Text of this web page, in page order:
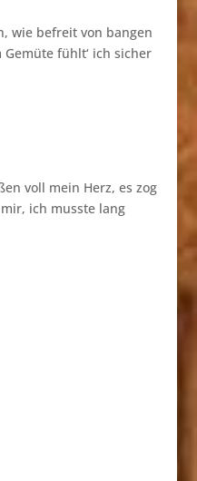
wie befreit von bangen
fühlt‘ ich sicher
voll mein Herz, es zog
ich musste lang